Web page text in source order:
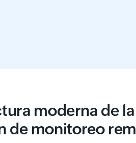
moderna de
de monitoreo